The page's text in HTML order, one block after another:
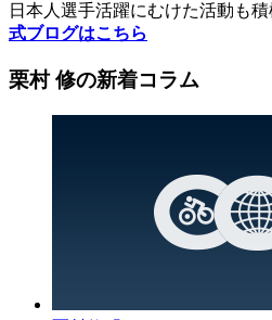
日本人選手活躍にむけた活動も
式ブログはこちら
栗村 修の新着コラム